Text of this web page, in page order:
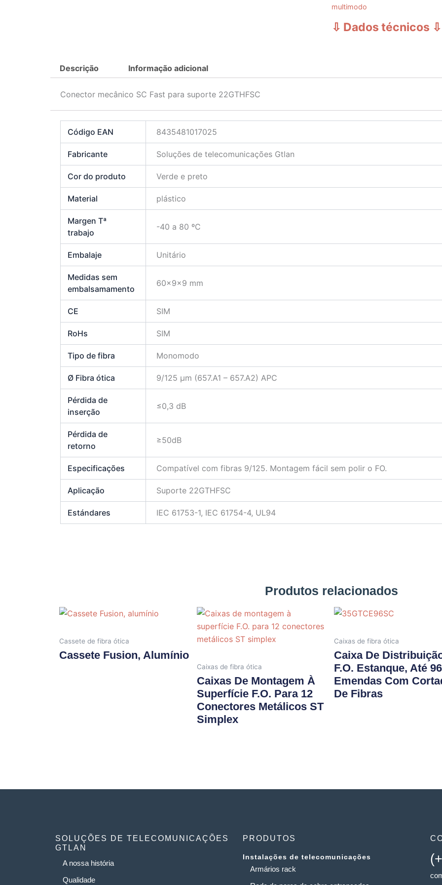
multimodo
⇩ Dados técnicos ⇩
Descrição Informação adicional
Conector mecânico SC Fast para suporte 22GTHFSC
Código EAN 8435481017025
Fabricante Soluções de telecomunicações Gtlan
Cor do produto Verde e preto
Material plástico
Margen Tª
trabajo
-40 a 80 ºC
Embalaje Unitário
Medidas sem
embalsamamento
60x9x9 mm
CE SIM
RoHs SIM
Tipo de fibra Monomodo
Ø Fibra ótica 9/125 μm (657.A1 – 657.A2) APC
Pérdida de
inserção
≤0,3 dB
Pérdida de
retorno
≥50dB
Especificações Compatível com fibras 9/125. Montagem fácil sem polir o FO.
Aplicação Suporte 22GTHFSC
Estándares IEC 61753-1, IEC 61754-4, UL94
Produtos relacionados
Cassete de fibra ótica
Cassete Fusion, Alumínio
Caixas de fibra ótica
Caixas De Montagem À
Superfície F.O. Para 12
Conectores Metálicos ST
Simplex
Caixas de fibra ótica
Caixa De
F.O. Estanque, Até 96
Emendas Com
De Fibras
SOLUÇÕES DE TELECOMUNICAÇÕES
GTLAN
A nossa história
Qualidade
PRODUTOS
Instalações de telecomunicações
Armários rack